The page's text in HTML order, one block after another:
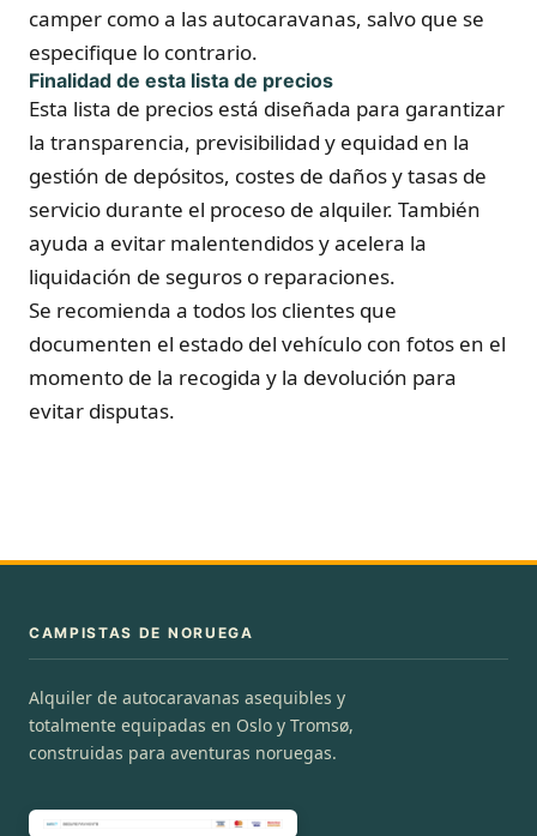
camper como a las autocaravanas, salvo que se
especifique lo contrario.
Finalidad de esta lista de precios
Esta lista de precios está diseñada para garantizar
la transparencia, previsibilidad y equidad en la
gestión de depósitos, costes de daños y tasas de
servicio durante el proceso de alquiler. También
ayuda a evitar malentendidos y acelera la
liquidación de seguros o reparaciones.
Se recomienda a todos los clientes que
documenten el estado del vehículo con fotos en el
momento de la recogida y la devolución para
evitar disputas.
CAMPISTAS DE NORUEGA
Alquiler de autocaravanas asequibles y
totalmente equipadas en Oslo y Tromsø,
construidas para aventuras noruegas.